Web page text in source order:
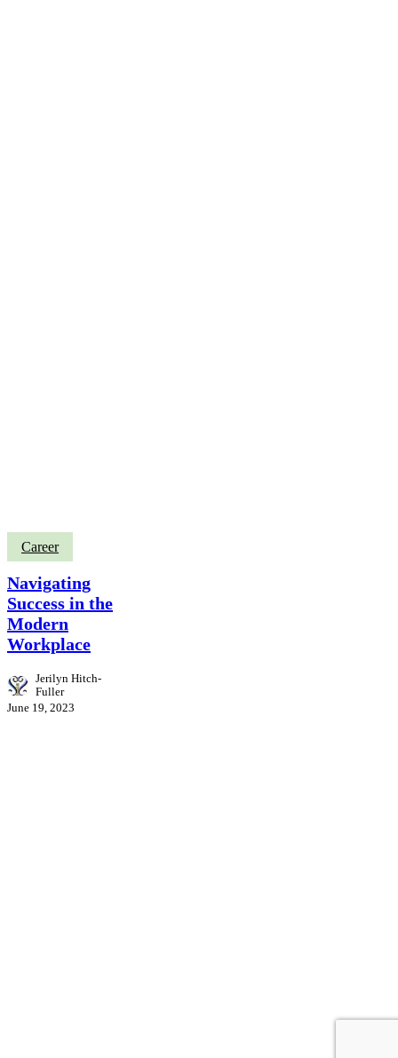
Career
Navigating
Success in the
Modern
Workplace
Jerilyn Hitch-
Fuller
June 19, 2023